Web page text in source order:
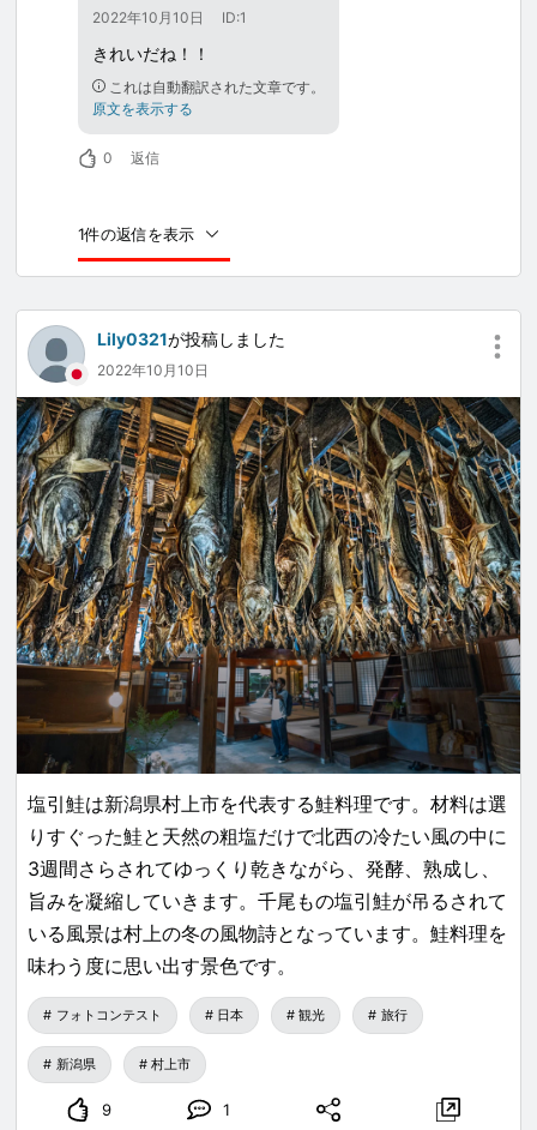
2022年10月10日 ID:1
きれいだね！！
これは自動翻訳された文章です。
原文を表示する
0 返信
1件の返信を表示
Lily0321が投稿しました
2022年10月10日
塩引鮭は新潟県村上市を代表する鮭料理です。材料は選
りすぐった鮭と天然の粗塩だけで北西の冷たい風の中に
3週間さらされてゆっくり乾きながら、発酵、熟成し、
旨みを凝縮していきます。千尾もの塩引鮭が吊るされて
いる風景は村上の冬の風物詩となっています。鮭料理を
味わう度に思い出す景色です。
フォトコンテスト 日本 観光 旅行
新潟県 村上市
9 1